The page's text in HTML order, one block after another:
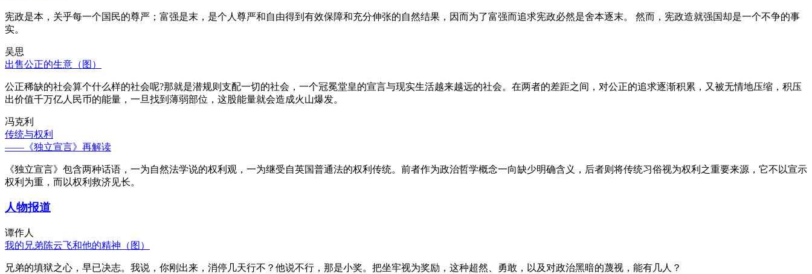
宪政是本，关乎每一个国民的尊严；富强是末，是个人尊严和自由得到有效保障和充分伸张的自然结果，因而为了富强而追求宪政必然是舍本逐末。 然而，宪政造就强国却是一个不争的事
实。
吴思
出售公正的生意（图）
公正稀缺的社会算个什么样的社会呢?那就是潜规则支配一切的社会，一个冠冕堂皇的宣言与现实生活越来越远的社会。在两者的差距之间，对公正的追求逐渐积累，又被无情地压缩，积压
出价值千万亿人民币的能量，一旦找到薄弱部位，这股能量就会造成火山爆发。
冯克利
传统与权利
——《独立宣言》再解读
《独立宣言》包含两种话语，一为自然法学说的权利观，一为继受自英国普通法的权利传统。前者作为政治哲学概念一向缺少明确含义，后者则将传统习俗视为权利之重要来源，它不以宣示
权利为重，而以权利救济见长。
人物报道
谭作人
我的兄弟陈云飞和他的精神（图）
兄弟的填狱之心，早已决志。我说，你刚出来，消停几天行不？他说不行，那是小奖。把坐牢视为奖励，这种超然、勇敢，以及对政治黑暗的蔑视，能有几人？